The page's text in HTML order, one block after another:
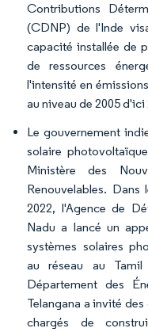
Contributions
(CDNP) de l'Inde
capacité installée de
de ressources
l'intensité en
au niveau de 2005 d'ici
Le gouvernement
solaire
Ministère des
Renouvelables.
2022, l'Agence de
Nadu a lancé un
systèmes solaires
au réseau au
Département des
Telangana a invité
chargés de